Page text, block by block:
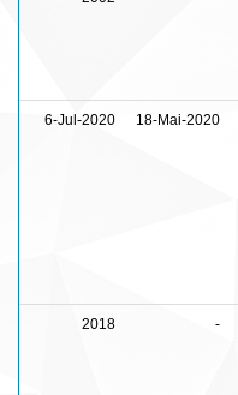
6-Jul-2020 18-Mai-2020
2018 -